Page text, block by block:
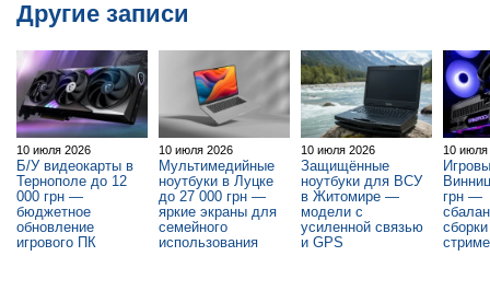
Другие записи
10 июля 2026
Б/У видеокарты в
Тернополе до 12
000 грн —
бюджетное
обновление
игрового ПК
10 июля 2026
Мультимедийные
ноутбуки в Луцке
до 27 000 грн —
яркие экраны для
семейного
использования
10 июля 2026
Защищённые
ноутбуки для ВСУ
в Житомире —
модели с
усиленной связью
и GPS
10 июля
грн —